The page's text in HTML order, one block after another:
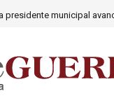
presidente municipal